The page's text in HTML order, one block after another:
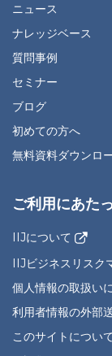
ニュース
ナレッジベース
質問事例
セミナー
ブログ
初めての方へ
無料資料ダウンロ
ご利用にあた
IIJについて
IIJビジネスリスク
個人情報の取扱い
利用者情報の外部
このサイトについて